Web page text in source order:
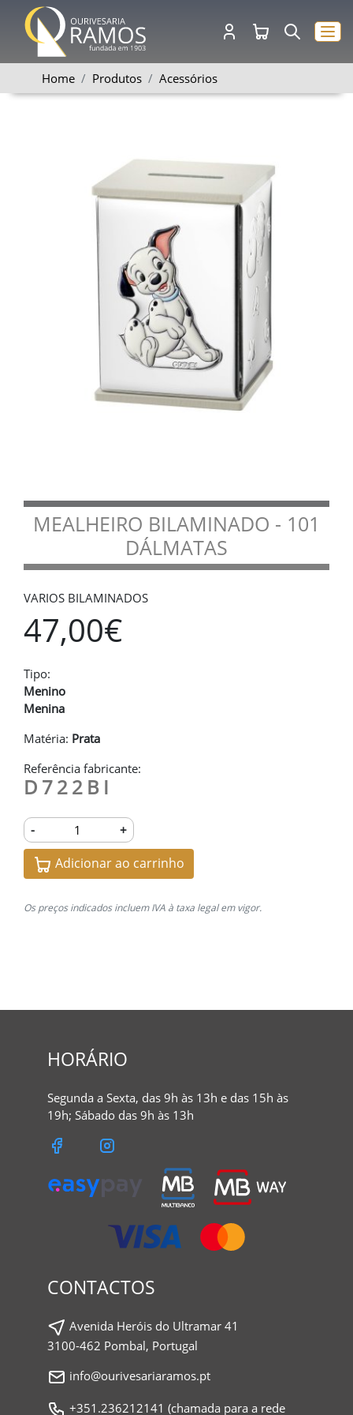
Home Produtos Acessórios
MEALHEIRO BILAMINADO - 101
DÁLMATAS
VARIOS BILAMINADOS
47,00€
Tipo:
Menino
Menina
Matéria: Prata
Referência fabricante:
D722BI
- +
Adicionar ao carrinho
Os preços indicados incluem IVA à taxa legal em vigor.
HORÁRIO
Segunda a Sexta, das 9h às 13h e das 15h às
19h; Sábado das 9h às 13h
CONTACTOS
Avenida Heróis do Ultramar 41
3100-462 Pombal, Portugal
info@ourivesariaramos.pt
+351.236212141 (chamada para a rede